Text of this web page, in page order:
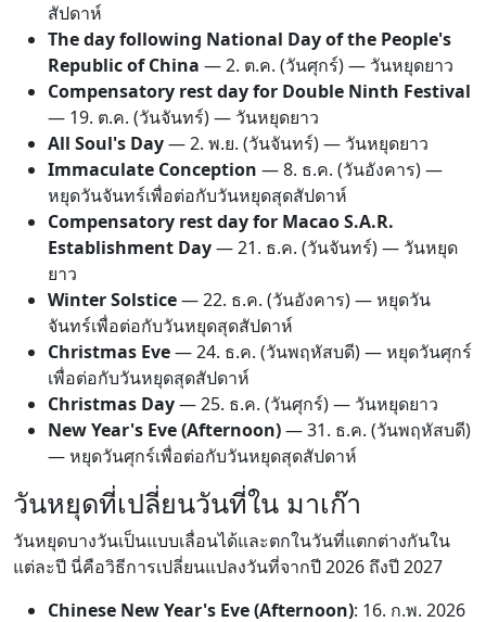
สัปดาห์
The day following National Day of the People's
Republic of China —2. ต.ค. (วันศุกร์) — วันหยุดยาว
Compensatory rest day for Double Ninth Festival
— 19. ต.ค. (วันจันทร์) — วันหยุดยาว
All Soul's Day—2. พ.ย. (วันจันทร์) — วันหยุดยาว
Immaculate Conception —8. ธ.ค. (วันอังคาร) —
หยุดวันจันทร์เพื่อต่อกับวันหยุดสุดสัปดาห์
Compensatory rest day for Macao S.A.R.
Establishment Day—21. ธ.ค. (วันจันทร์) — วันหยุด
ยาว
Winter Solstice—22. ธ.ค. (วันอังคาร) — หยุดวัน
จันทร์เพื่อต่อกับวันหยุดสุดสัปดาห์
Christmas Eve—24. ธ.ค. (วันพฤหัสบดี) — หยุดวันศุกร์
เพื่อต่อกับวันหยุดสุดสัปดาห์
Christmas Day—25. ธ.ค. (วันศุกร์) — วันหยุดยาว
New Year's Eve (Afternoon)—31. ธ.ค. (วันพฤหัสบดี)
— หยุดวันศุกร์เพื่อต่อกับวันหยุดสุดสัปดาห์
วันหยุดที่เปลี่ยนวันที่ใน มาเก๊า
วันหยุดบางวันเป็นแบบเลื่อนได้และตกในวันที่แตกต่างกันใน
แต่ละปี นี่คือวิธีการเปลี่ยนแปลงวันที่จากปี 2026 ถึงปี 2027
Chinese New Year's Eve (Afternoon): 16. ก.พ. 2026